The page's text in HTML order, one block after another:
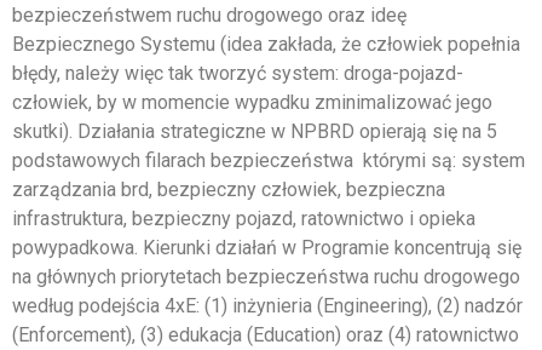
bezpieczeństwem ruchu drogowego oraz ideę
Bezpiecznego Systemu (idea zakłada, że człowiek popełnia
błędy, należy więc tak tworzyć system: droga-pojazd-
człowiek, by w momencie wypadku zminimalizować jego
skutki). Działania strategiczne w NPBRD opierają się na 5
podstawowych filarach bezpieczeństwa którymi są: system
zarządzania brd, bezpieczny człowiek, bezpieczna
infrastruktura, bezpieczny pojazd, ratownictwo i opieka
powypadkowa. Kierunki działań w Programie koncentrują się
na głównych priorytetach bezpieczeństwa ruchu drogowego
według podejścia 4xE: (1) inżynieria (Engineering), (2) nadzór
(Enforcement), (3) edukacja (Education) oraz (4) ratownictwo